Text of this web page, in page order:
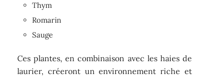
Thym
Romarin
Sauge
Ces plantes, en combinaison avec les haies de
laurier, créeront un environnement riche et